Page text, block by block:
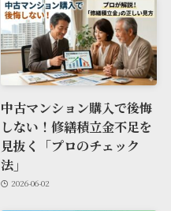
中古マンション購入で後悔
しない！修繕積立金不足を
見抜く「プロのチェック
法」
2026-06-02